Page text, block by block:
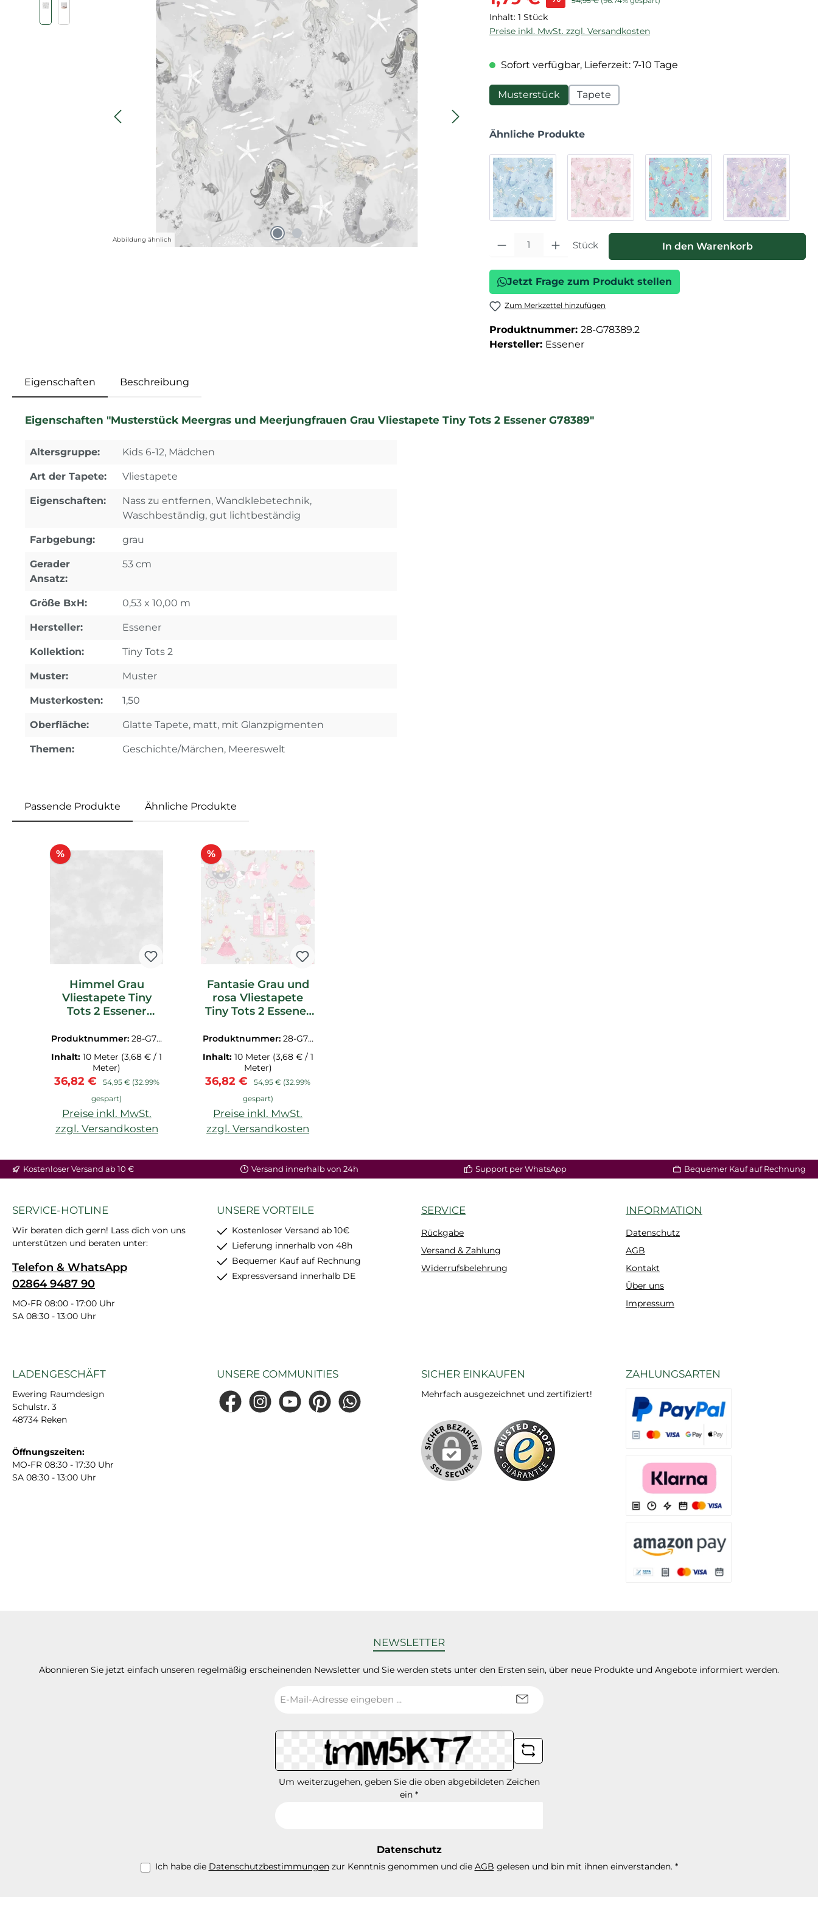
Abbildung ähnlich
Inhalt: 1 Stück
Preise inkl. MwSt. zzgl. Versandkosten
Sofort verfügbar, Lieferzeit: 7-10 Tage
Musterstück Tapete
Ähnliche Produkte
Produkt Anzahl: Gib den gewünschten Wert ein oder benutze die
Stück In den Warenkorb
Jetzt Frage zum Produkt stellen
Zum Merkzettel hinzufügen
Produktnummer: 28-G78389.2
Hersteller: Essener
Eigenschaften Beschreibung
Eigenschaften "Musterstück Meergras und Meerjungfrauen Grau Vliestapete Tiny Tots 2 Essener G78389"
Altersgruppe: Kids 6-12, Mädchen
Art der Tapete: Vliestapete
Eigenschaften:
Nass zu entfernen, Wandklebetechnik,
Waschbeständig, gut lichtbeständig
Farbgebung: grau
Gerader
Ansatz:
53 cm
Größe BxH: 0,53 x 10,00 m
Hersteller: Essener
Kollektion: Tiny Tots 2
Muster: Muster
Musterkosten: 1,50
Oberfläche: Glatte Tapete, matt, mit Glanzpigmenten
Themen: Geschichte/Märchen, Meereswelt
Passende Produkte Ähnliche Produkte
%Rabatt
Himmel Grau
Vliestapete Tiny
Tots 2 Essener
Produktnummer:28-G78
Inhalt:10 Meter (3,68 € / 1
Meter)
Verkaufspreis:
36,82 € Regulärer Preis:
54,95 € (32.99%
gespart)
Preise inkl. MwSt.
zzgl. Versandkosten
%Rabatt
Fantasie Grau und
rosa Vliestapete
Tiny Tots 2 Essener
Produktnummer: 28-G78
Inhalt: 10 Meter (3,68 € / 1
Meter)
Verkaufspreis:
36,82 € Regulärer Preis:
54,95 € (32.99%
gespart)
Preise inkl. MwSt.
zzgl. Versandkosten
Kostenloser Versand ab 10 € Versand innerhalb von 24h Support per WhatsApp Bequemer Kauf auf Rechnung
SERVICE-HOTLINE
Wir beraten dich gern! Lass dich von uns
unterstützen und beraten unter:
Telefon & WhatsApp
02864 9487 90
MO-FR 08:00 - 17:00 Uhr
SA 08:30 - 13:00 Uhr
UNSERE VORTEILE
Kostenloser Versand ab 10€
Lieferung innerhalb von 48h
Bequemer Kauf auf Rechnung
Expressversand innerhalb DE
SERVICE
Rückgabe
Versand & Zahlung
Widerrufsbelehrung
INFORMATION
Datenschutz
AGB
Kontakt
Über uns
Impressum
LADENGESCHÄFT
Ewering Raumdesign
Schulstr. 3
48734 Reken
Öffnungszeiten:
MO-FR 08:30 - 17:30 Uhr
SA 08:30 - 13:00 Uhr
UNSERE COMMUNITIES
FacebookInstagramYouTubePinterestWhatsApp
SICHER EINKAUFEN
Mehrfach ausgezeichnet und zertifiziert!
ZAHLUNGSARTEN
NEWSLETTER
Abonnieren Sie jetzt einfach unseren regelmäßig erscheinenden Newsletter und Sie werden stets unter den Ersten sein, über neue Produkte und Angebote informiert werden.
Mail-
*
Um weiterzugehen, geben Sie die oben abgebildeten Zeichen
ein *
Datenschutz
Ich habe die Datenschutzbestimmungenzur Kenntnis genommen und die AGB gelesen und bin mit ihnen einverstanden. *